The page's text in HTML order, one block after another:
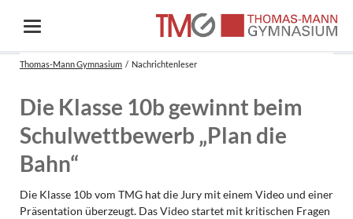
Thomas-Mann Gymnasium Nachrichtenleser
Die Klasse 10b gewinnt beim
Schulwettbewerb „Plan die
Bahn“
Die Klasse 10b vom TMG hat die Jury mit einem Video und einer
Präsentation überzeugt. Das Video startet mit kritischen Fragen